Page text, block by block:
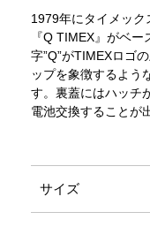
1979年にタイメッ
『Q TIMEX』がベ
字”Q”がTIMEXロゴ
ップを象徴するよう
す。裏蓋にはハッチ
電池交換することが
サイズ